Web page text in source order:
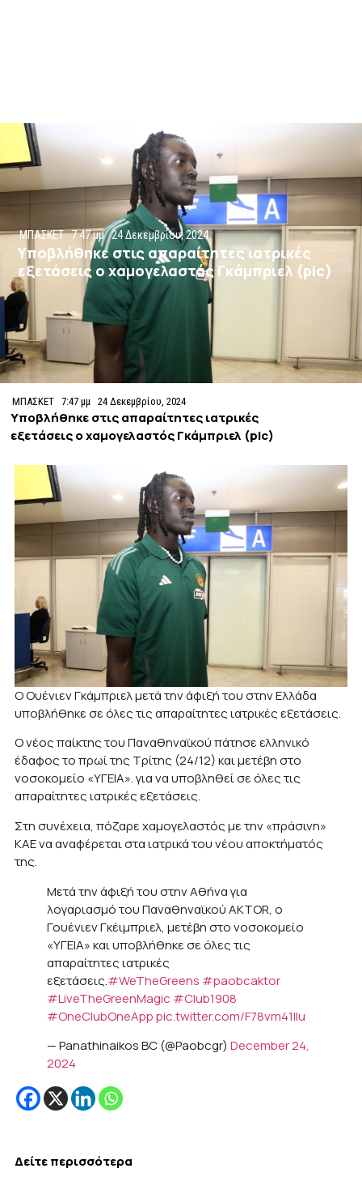
ΜΠΑΣΚΕΤ 7:47 μμ 24 Δεκεμβρίου, 2024
Υποβλήθηκε στις απαραίτητες ιατρικές
εξετάσεις ο χαμογελαστός Γκάμπριελ (pic)
ΜΠΑΣΚΕΤ 7:47 μμ 24 Δεκεμβρίου, 2024
Υποβλήθηκε στις απαραίτητες ιατρικές
εξετάσεις ο χαμογελαστός Γκάμπριελ (pic)
Ο Ουένιεν Γκάμπριελ μετά την άφιξή του στην Ελλάδα
υποβλήθηκε σε όλες τις απαραίτητες ιατρικές εξετάσεις.
Ο νέος παίκτης του Παναθηναϊκού πάτησε ελληνικό
έδαφος το πρωί της Τρίτης (24/12) και μετέβη στο
νοσοκομείο «ΥΓΕΙΑ». για να υποβληθεί σε όλες τις
απαραίτητες ιατρικές εξετάσεις.
Στη συνέχεια, πόζαρε χαμογελαστός με την «πράσινη»
ΚΑΕ να αναφέρεται στα ιατρικά του νέου αποκτήματός
της.
Μετά την άφιξή του στην Αθήνα για
λογαριασμό του Παναθηναϊκού AKTOR, o
Γουένιεν Γκέιμπριελ, μετέβη στο νοσοκομείο
«ΥΓΕΙΑ» και υποβλήθηκε σε όλες τις
απαραίτητες ιατρικές
εξετάσεις.#WeTheGreens #paobcaktor
#LiveTheGreenMagic #Club1908
#OneClubOneApp pic.twitter.com/F78vm41llu
— Panathinaikos BC (@Paobcgr)December 24,
2024
Δείτε περισσότερα